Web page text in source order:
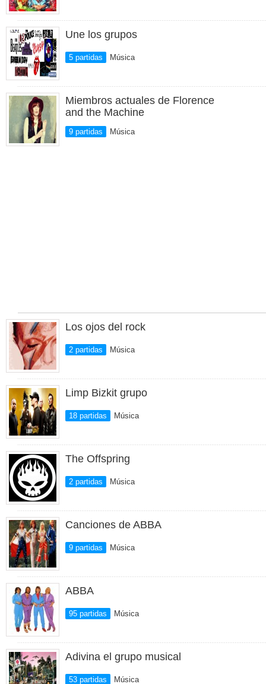
Une los grupos
5 partidas Música
Miembros actuales de Florence
and the Machine
9 partidas Música
Los ojos del rock
2 partidas Música
Limp Bizkit grupo
18 partidas Música
The Offspring
2 partidas Música
Canciones de ABBA
9 partidas Música
ABBA
95 partidas Música
Adivina el grupo musical
53 partidas Música